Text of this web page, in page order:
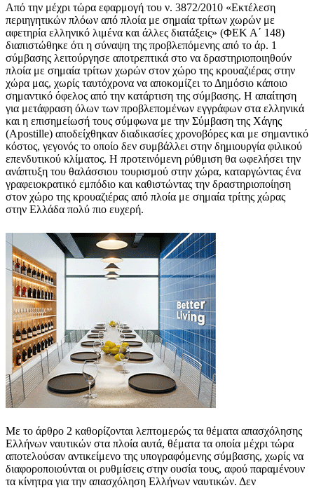
Από την μέχρι τώρα εφαρμογή του ν. 3872/2010 «Εκτέλεση
περιηγητικών πλόων από πλοία με σημαία τρίτων χωρών με
αφετηρία ελληνικό λιμένα και άλλες διατάξεις» (ΦΕΚ Α΄ 148)
διαπιστώθηκε ότι η σύναψη της προβλεπόμενης από το άρ. 1
σύμβασης λειτούργησε αποτρεπτικά στο να δραστηριοποιηθούν
πλοία με σημαία τρίτων χωρών στον χώρο της κρουαζιέρας στην
χώρα μας, χωρίς ταυτόχρονα να αποκομίζει το Δημόσιο κάποιο
σημαντικό όφελος από την κατάρτιση της σύμβασης. Η απαίτηση
για μετάφραση όλων των προβλεπομένων εγγράφων στα ελληνικά
και η επισημείωσή τους σύμφωνα με την Σύμβαση της Χάγης
(Apostille) αποδείχθηκαν διαδικασίες χρονοβόρες και με σημαντικό
κόστος, γεγονός το οποίο δεν συμβάλλει στην δημιουργία φιλικού
επενδυτικού κλίματος. Η προτεινόμενη ρύθμιση θα ωφελήσει την
ανάπτυξη του θαλάσσιου τουρισμού στην χώρα, καταργώντας ένα
γραφειοκρατικό εμπόδιο και καθιστώντας την δραστηριοποίηση
στον χώρο της κρουαζιέρας από πλοία με σημαία τρίτης χώρας
στην Ελλάδα πολύ πιο ευχερή.
Με το άρθρο 2 καθορίζονται λεπτομερώς τα θέματα απασχόλησης
Ελλήνων ναυτικών στα πλοία αυτά, θέματα τα οποία μέχρι τώρα
αποτελούσαν αντικείμενο της υπογραφόμενης σύμβασης, χωρίς να
διαφοροποιούνται οι ρυθμίσεις στην ουσία τους, αφού παραμένουν
τα κίνητρα για την απασχόληση Ελλήνων ναυτικών. Δεν